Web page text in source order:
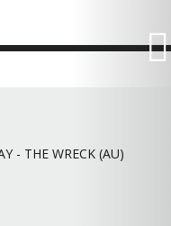
- THE WRECK (AU)